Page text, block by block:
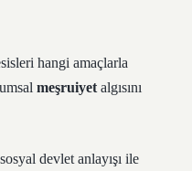
hangi amaçlarla
meşruiyet algısını
devlet anlayışı ile